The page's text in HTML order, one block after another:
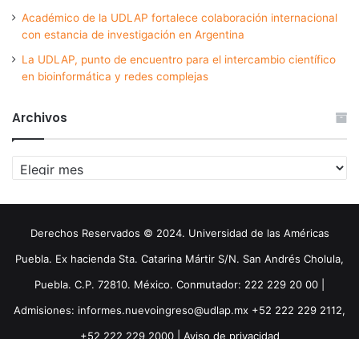
Académico de la UDLAP fortalece colaboración internacional
con estancia de investigación en Argentina
La UDLAP, punto de encuentro para el intercambio científico
en bioinformática y redes complejas
Archivos
Archivos
Derechos Reservados © 2024. Universidad de las Américas
Puebla. Ex hacienda Sta. Catarina Mártir S/N. San Andrés Cholula,
Puebla. C.P. 72810. México. Conmutador: 222 229 20 00 |
Admisiones: informes.nuevoingreso@udlap.mx +52 222 229 2112,
+52 222 229 2000 | Aviso de privacidad